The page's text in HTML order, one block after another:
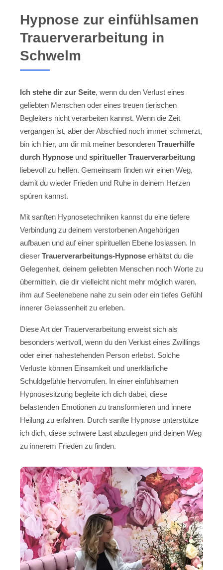
Hypnose zur einfühlsamen
Trauerverarbeitung in
Schwelm
Ich stehe dir zur Seite, wenn du den Verlust eines
geliebten Menschen oder eines treuen tierischen
Begleiters nicht verarbeiten kannst. Wenn die Zeit
vergangen ist, aber der Abschied noch immer schmerzt,
bin ich hier, um dir mit meiner besonderen Trauerhilfe
durch Hypnose und spiritueller Trauerverarbeitung
liebevoll zu helfen. Gemeinsam finden wir einen Weg,
damit du wieder Frieden und Ruhe in deinem Herzen
spüren kannst.
Mit sanften Hypnosetechniken kannst du eine tiefere
Verbindung zu deinem verstorbenen Angehörigen
aufbauen und auf einer spirituellen Ebene loslassen. In
dieser Trauerverarbeitungs-Hypnose erhältst du die
Gelegenheit, deinem geliebten Menschen noch Worte zu
übermitteln, die dir vielleicht nicht mehr möglich waren,
ihm auf Seelenebene nahe zu sein oder ein tiefes Gefühl
innerer Gelassenheit zu erleben.
Diese Art der Trauerverarbeitung erweist sich als
besonders wertvoll, wenn du den Verlust eines Zwillings
oder einer nahestehenden Person erlebst. Solche
Verluste können Einsamkeit und unerklärliche
Schuldgefühle hervorrufen. In einer einfühlsamen
Hypnosesitzung begleite ich dich dabei, diese
belastenden Emotionen zu transformieren und innere
Heilung zu erfahren. Durch sanfte Hypnose unterstütze
ich dich, diese schwere Last abzulegen und deinen Weg
zu innerem Frieden zu finden.